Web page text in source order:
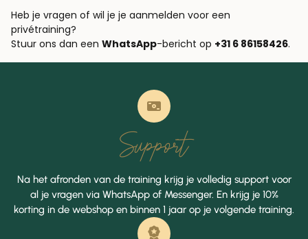
Heb je vragen of wil je je aanmelden voor een
privétraining?
Stuur ons dan een WhatsApp-bericht op +31 6 86158426.
Support
Na het afronden van de training krijg je volledig support voor
al je vragen via WhatsApp of Messenger. En krijg je 10%
korting in de webshop en binnen 1 jaar op je volgende training.